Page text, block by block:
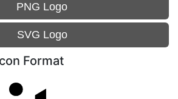
PNG Logo
SVG Logo
Format